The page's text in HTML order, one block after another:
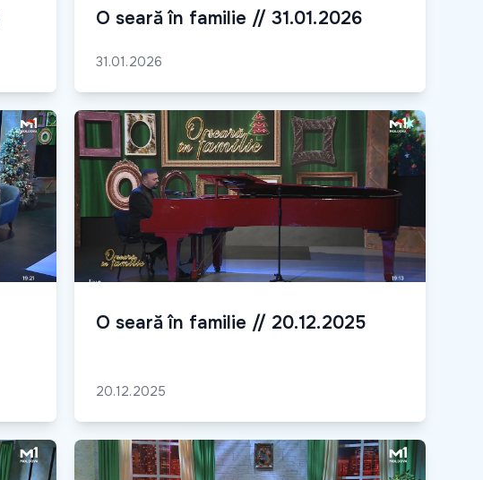
O seară în familie // 31.01.2026
31.01.2026
O seară în familie // 20.12.2025
20.12.2025